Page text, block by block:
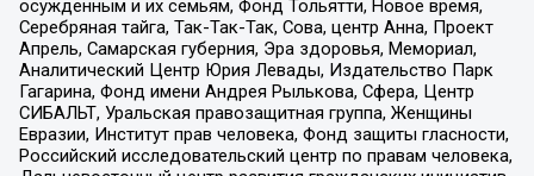
осужденным и их семьям, Фонд Тольятти, Новое время,
Серебряная тайга, Так-Так-Так, Сова, центр Анна, Проект
Апрель, Самарская губерния, Эра здоровья, Мемориал,
Аналитический Центр Юрия Левады, Издательство Парк
Гагарина, Фонд имени Андрея Рылькова, Сфера, Центр
СИБАЛЬТ, Уральская правозащитная группа, Женщины
Евразии, Институт прав человека, Фонд защиты гласности,
Российский исследовательский центр по правам человека,